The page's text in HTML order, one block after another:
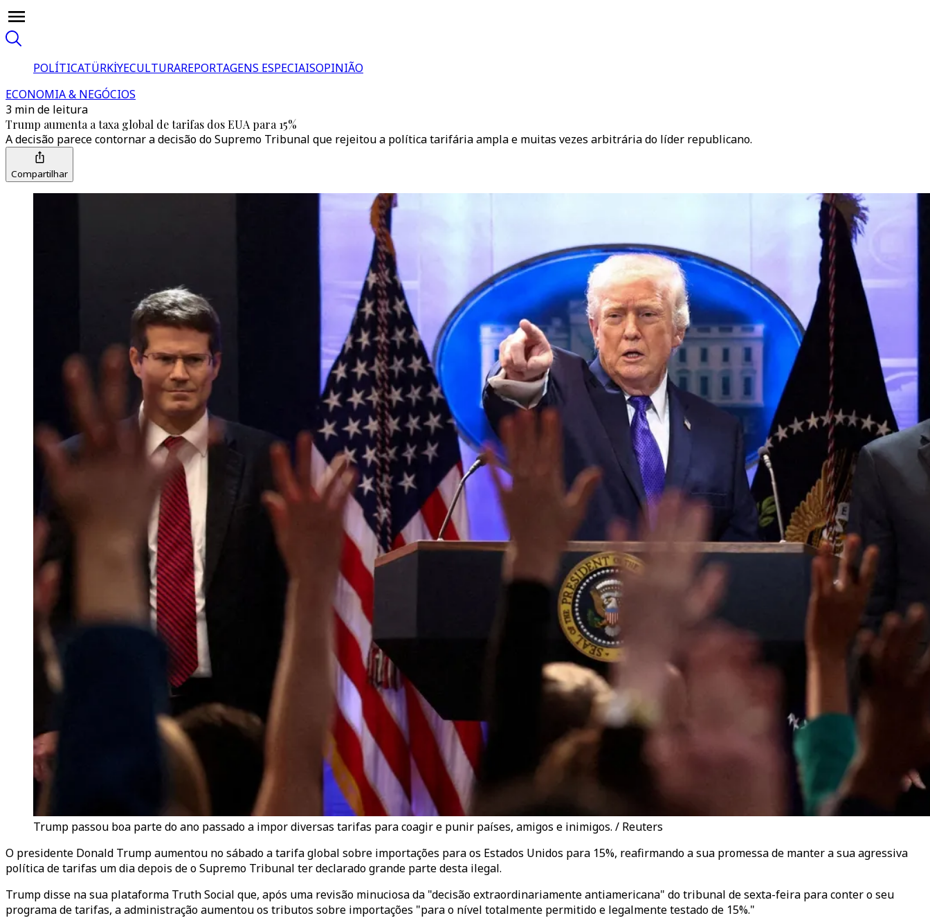
POLÍTICATÜRKİYECULTURAREPORTAGENS ESPECIAISOPINIÃO
ECONOMIA & NEGÓCIOS
3 min de leitura
Trump aumenta a taxa global de tarifas dos EUA para 15%
A decisão parece contornar a decisão do Supremo Tribunal que rejeitou a política tarifária ampla e muitas vezes arbitrária do líder republicano.
Compartilhar
Trump passou boa parte do ano passado a impor diversas tarifas para coagir e punir países, amigos e inimigos. / Reuters
O presidente Donald Trump aumentou no sábado a tarifa global sobre importações para os Estados Unidos para 15%, reafirmando a sua promessa de manter a sua agressiva
política de tarifas um dia depois de o Supremo Tribunal ter declarado grande parte desta ilegal.
Trump disse na sua plataforma Truth Social que, após uma revisão minuciosa da "decisão extraordinariamente antiamericana" do tribunal de sexta-feira para conter o seu
programa de tarifas, a administração aumentou os tributos sobre importações "para o nível totalmente permitido e legalmente testado de 15%."